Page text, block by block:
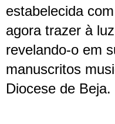
estabelecida
agora trazer à
revelando-o em
manuscritos
Diocese de Beja.